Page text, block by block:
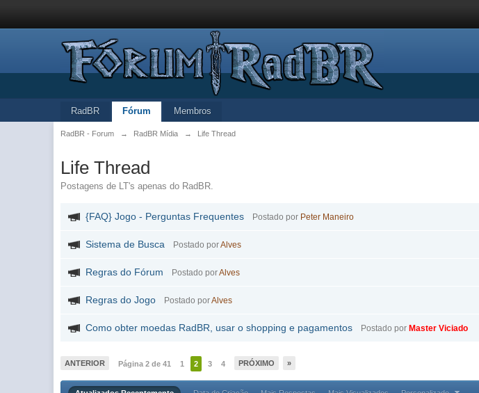
RadBR Fórum Membros
RadBR - Forum → RadBR Mídia → Life Thread
Life Thread
Postagens de LT's apenas do RadBR.
{FAQ} Jogo - Perguntas Frequentes Postado por Peter Maneiro
Sistema de Busca Postado porAlves
Regras do Fórum Postado porAlves
Regras do Jogo Postado porAlves
Como obter moedas RadBR, usar o shopping e pagamentos Postado por Master Viciado
ANTERIOR Página 2 de 41 1 2 3 4 PRÓXIMO »